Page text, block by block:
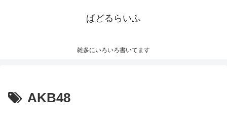
ぱどるらいふ
雑多にいろいろ書いてます
AKB48